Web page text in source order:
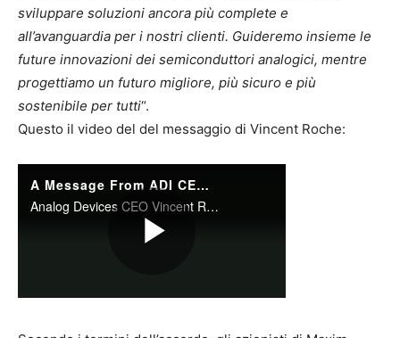
sviluppare soluzioni ancora più complete e
all’avanguardia per i nostri clienti. Guideremo insieme le
future innovazioni dei semiconduttori analogici, mentre
progettiamo un futuro migliore, più sicuro e più
sostenibile per tutti“.
Questo il video del del messaggio di Vincent Roche: